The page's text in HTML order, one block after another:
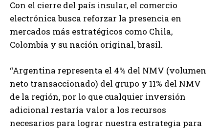
Con el cierre del país insular, el comercio
electrónica busca reforzar la presencia en
mercados más estratégicos como Chila,
Colombia y su nación original, brasil.
“Argentina representa el 4% del NMV (volumen
neto transaccionado) del grupo y 11% del NMV
de la región, por lo que cualquier inversión
adicional restaría valor a los recursos
necesarios para lograr nuestra estrategia para